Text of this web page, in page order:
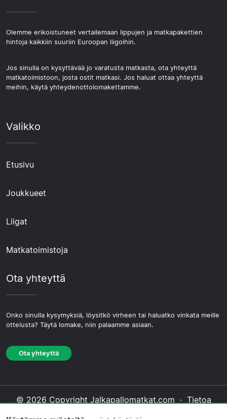
Olemme erikoistuneet vertailemaan lippujen ja matkapakettien
hintoja kaikkiin suuriin Euroopan liigoihin.
Jos sinulla on kysyttävää jo varatusta matkasta, ota yhteyttä
matkatoimistoon, josta ostit matkasi. Jos haluat ottaa yhteyttä
meihin, käytä yhteydenottolomakettamme.
Valikko
Etusivu
Joukkueet
Liigat
Matkatoimistoja
Ota yhteyttä
Onko sinulla kysymyksiä, löysitkö virheen tai haluatko vinkata meille
ottelusta? Täytä lomake, niin palaamme asiaan.
Ota yhteyttä
© 2026 Copyright Jalkapallomatkat.com · Tietoa